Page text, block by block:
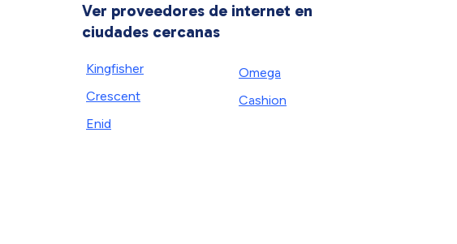
Ver proveedores de internet en
ciudades cercanas
Kingfisher
Crescent
Enid
Omega
Cashion